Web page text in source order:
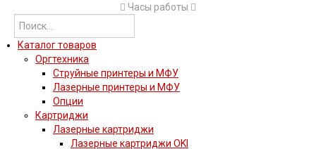
Часы работы
Каталог товаров
Оргтехника
Струйные принтеры и МФУ
Лазерные принтеры и МФУ
Опции
Картриджи
Лазерные картриджи
Лазерные картриджи OKI